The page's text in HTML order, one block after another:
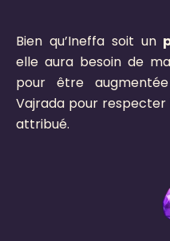
Bien qu’Ineffa soit un
elle aura besoin de
pour être
Vajrada pour respecter
attribué.